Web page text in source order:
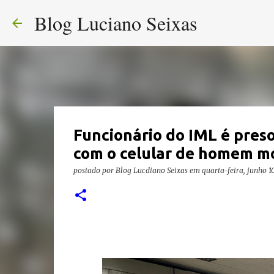
Blog Luciano Seixas
Funcionário do IML é
com o celular de homem
postado por Blog Lucdiano Seixas em quarta-feira, junho